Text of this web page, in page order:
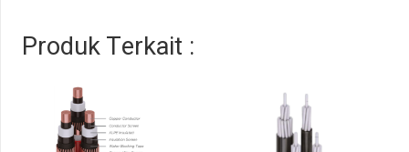
Produk Terkait :